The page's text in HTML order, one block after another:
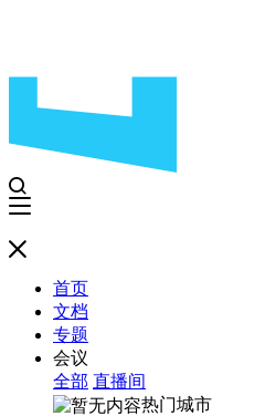
首页
文档
专题
会议
全部 直播间
热门城市